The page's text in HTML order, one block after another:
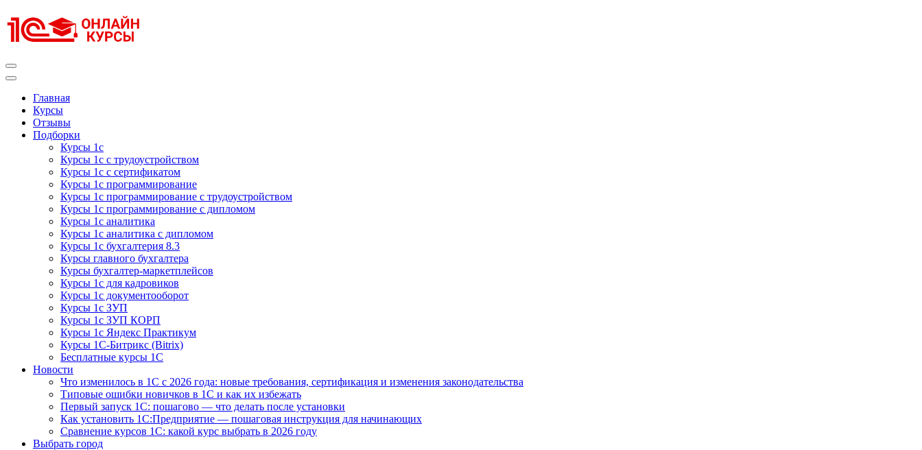
к
содержимому
Главная
Курсы
Отзывы
Подборки
Курсы 1с
Курсы 1с с трудоустройством
Курсы 1с с сертификатом
Курсы 1с программирование
Курсы 1с программирование с трудоустройством
Курсы 1с программирование с дипломом
Курсы 1с аналитика
Курсы 1с аналитика с дипломом
Курсы 1с бухгалтерия 8.3
Курсы главного бухгалтера
Курсы бухгалтер-маркетплейсов
Курсы 1с для кадровиков
Курсы 1с документооборот
Курсы 1с ЗУП
Курсы 1с ЗУП КОРП
Курсы 1с Яндекс Практикум
Курсы 1С-Битрикс (Bitrix)
Бесплатные курсы 1С
Новости
Что изменилось в 1С с 2026 года: новые требования, сертификация и изменения законодательства
Типовые ошибки новичков в 1С и как их избежать
Первый запуск 1С: пошагово — что делать после установки
Как установить 1С:Предприятие — пошаговая инструкция для начинающих
Сравнение курсов 1С: какой курс выбрать в 2026 году
Выбрать город